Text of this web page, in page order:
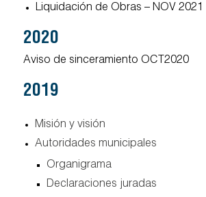
misión y visión
autoridades municipales
organigrama
declaraciones juradas
Liquidación de Obras – NOV 2021
2020
Aviso de sinceramiento OCT2020
2019